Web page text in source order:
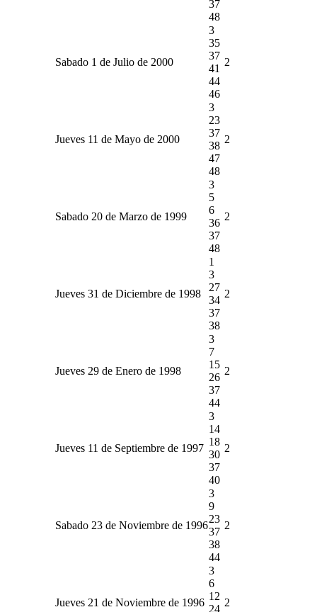
37
48
Sabado 1 de Julio de 2000
3
35
37
41
44
46
2
Jueves 11 de Mayo de 2000
3
23
37
38
47
48
2
Sabado 20 de Marzo de 1999
3
5
6
36
37
48
2
Jueves 31 de Diciembre de 1998
1
3
27
34
37
38
2
Jueves 29 de Enero de 1998
3
7
15
26
37
44
2
Jueves 11 de Septiembre de 1997
3
14
18
30
37
40
2
Sabado 23 de Noviembre de 1996
3
9
23
37
38
44
2
Jueves 21 de Noviembre de 1996
3
6
12
24
2